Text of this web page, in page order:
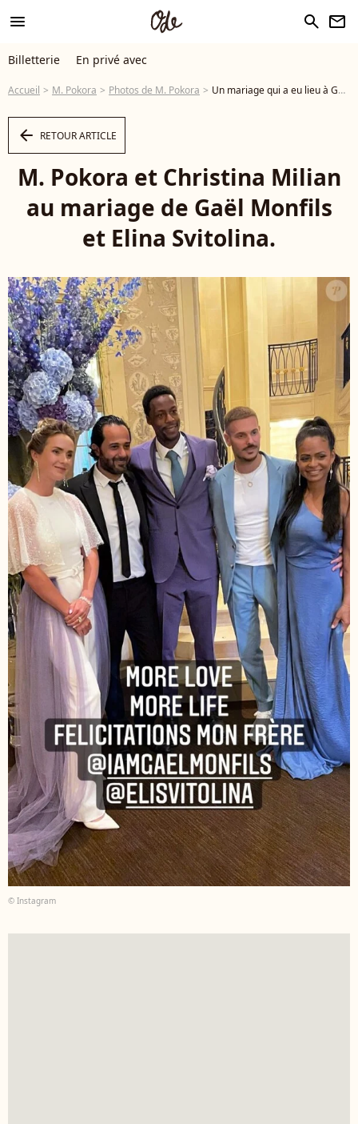
menu search newsletter
Billetterie En privé avec
Accueil M. Pokora Photos de M. Pokora Un mariage qui a eu lieu à Genève en présence de nombreux invités M. Pokora et Christina Milian au mariage de Gaël Monfils et Elina Svitolina. - Photo
arrow_left RETOUR ARTICLE
M. Pokora et Christina Milian
au mariage de Gaël Monfils
et Elina Svitolina.
© Instagram